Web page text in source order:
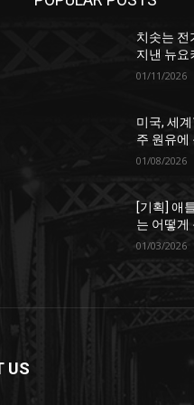
치솟는 전
지낸 뉴요
01/11/2026
미국, 세
주 원유에
01/08/2026
[기획] 애
는 어떻게
01/03/2026
US